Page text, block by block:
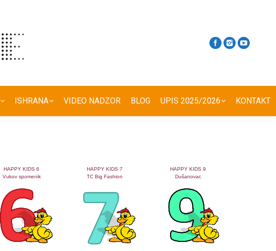
ISHRANA VIDEO NADZOR BLOG UPIS 2025/2026 KONTAKT
HAPPY KIDS 6
Vukov spomenik
HAPPY KIDS 7
TC Big Fashion
HAPPY KIDS 9
Dušanovac